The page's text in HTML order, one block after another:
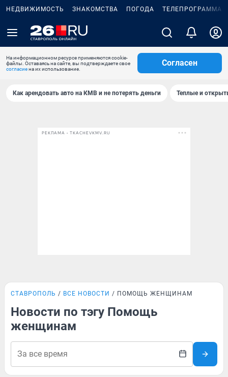
НЕДВИЖИМОСТЬ ЗНАКОМСТВА ПОГОДА ТЕЛЕПРОГРАММА
На информационном ресурсе применяются cookie-
файлы. Оставаясь на сайте, вы подтверждаете свое
согласиена их использование.
Согласен
Как арендовать авто на КМВ и не потерять деньги Теплые и
РЕКЛАМА • TKACHEVKMV.RU
СТАВРОПОЛЬ ВСЕ НОВОСТИ ПОМОЩЬ ЖЕНЩИНАМ
Новости по тэгу Помощь
женщинам